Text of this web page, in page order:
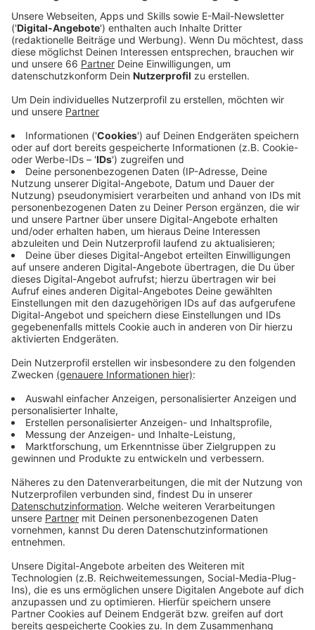
Anzeige
Highlights des Festivals
Anzeige
Das Lovebird Festival steht für Vielfalt, Kreativität
und Toleranz und findet quer über das Stadtgebiet
verteilt statt. Von Goethe Museum und Jazz-
Schmiede überStadtsträndeoder die Sparda-Bühne
auf dem Marktplatz gibt es ein großes Spektrum.
Jazz, Soul, Electro oder Indie, Lesung oder
Clubkonzert, im Programm ist alles zu finden. Los geht
es mit einem Konzert des Norwegers Bernhoft am
Abend in den Rudas Studios. Morgen eröffnet OB
Keller das Festival offiziell nach einem Auftritt der
ESC Kandidatin Leonora. Am Sonntag gibt es als
Special auch einen Vogelspaziergang durch den
Hofgarten.
Anzeige
Weitere Infos und Links zum Thema:
Anzeige
Die Macher des Lovebird Festivals
Premiere des Lovebird Festivals
Festival D'Italia - Italienisches Lebensgefühl in
Düsseldorf
Antenne Düsseldorf Ausgehtipps